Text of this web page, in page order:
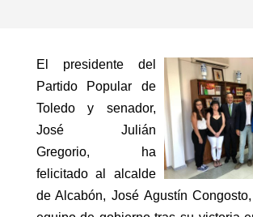
El presidente del
Partido Popular de
Toledo y senador,
José Julián
Gregorio, ha
felicitado al alcalde
de Alcabón, José Agustín